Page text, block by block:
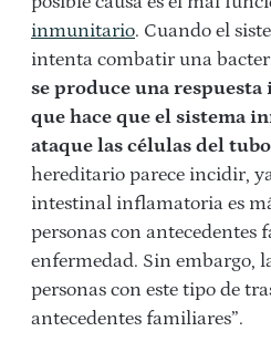
inmunitario. Cuando el
intenta combatir una
se produce una
que hace que el sistema
ataque las células del
hereditario parece incidir,
intestinal inflamatoria es
personas con antecedentes
enfermedad. Sin embargo,
personas con este tipo de
antecedentes familiares”.